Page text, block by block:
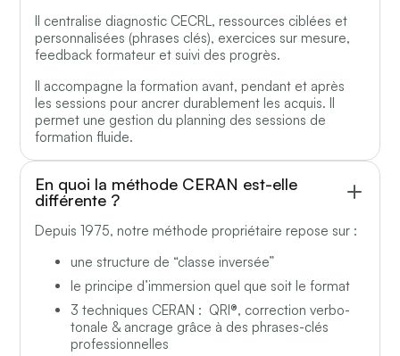
Il centralise diagnostic CECRL, ressources ciblées et
personnalisées (phrases clés), exercices sur mesure,
feedback formateur et suivi des progrès.
Il accompagne la formation avant, pendant et après
les sessions pour ancrer durablement les acquis. Il
permet une gestion du planning des sessions de
formation fluide.
En quoi la méthode CERAN est-elle
différente ?
Depuis 1975, notre méthode propriétaire repose sur :
une structure de “classe inversée”
le principe d’immersion quel que soit le format
3 techniques CERAN : QRI®, correction verbo-
tonale & ancrage grâce à des phrases-clés
professionnelles